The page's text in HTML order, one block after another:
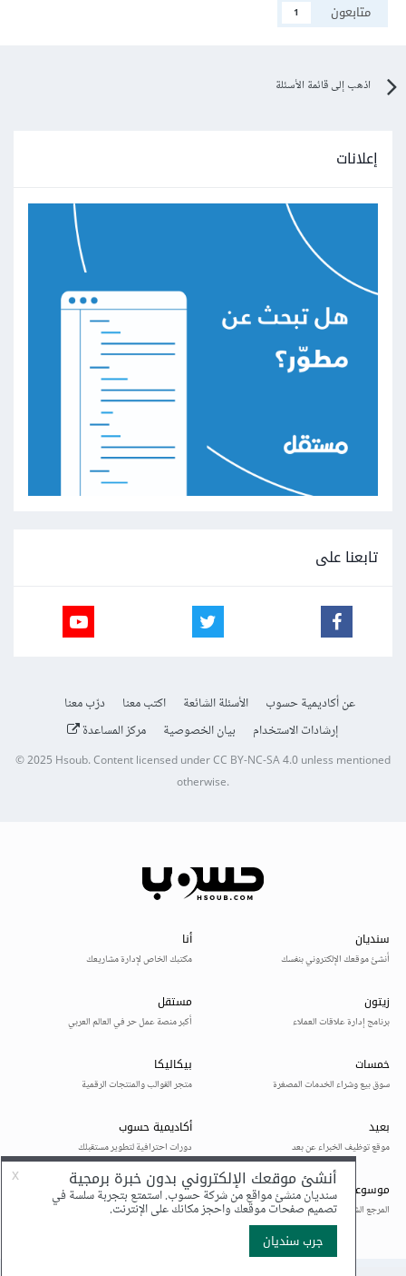
متابعون
1
اذهب إلى قائمة الأسئلة
إعلانات
تابعنا على
عن أكاديمية حسوب الأسئلة الشائعة اكتب معنا
درّب معنا
إرشادات الاستخدام
بيان الخصوصية مركز المساعدة
© 2025Hsoub.Content licensed underCC BY-NC-SA 4.0unless mentioned
otherwise.